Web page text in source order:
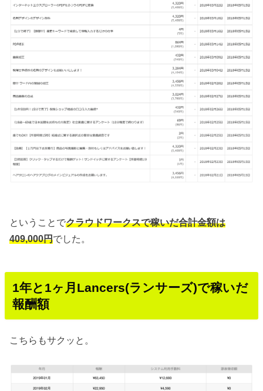
ということでクラウドワークスで稼いだ合計金額は
409,000円でした。
1年と1ヶ月Lancers(ランサーズ)で稼いだ
報酬額
こちらもサクッと。